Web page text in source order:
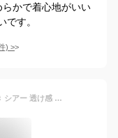
かで着心地がいい
す。
) >
[ウェアビー] レース柄 ブラウス 裏地付き シアー 透け感 かわいい お呼ばれ オケージョン 二次会 結婚式 パーティー おしゃれ レディース 長袖 ロングスリーブ ハイネック ミドルネック スタンドカラー バンドカラー 刺繍 上品 トップス きれいめ 華やか 高見え 白 黒 花柄 フリル 立ち襟 シフォン 今っぽい 顔合わせ 一枚で決まる 旬 カットソー きやせ wbl0146 アイボリー M